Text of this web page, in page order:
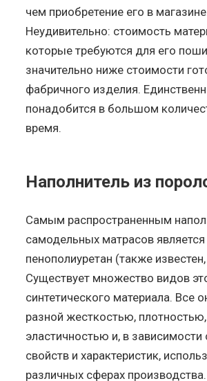
чем приобретение его в магазине.
Неудивительно: стоимость
которые требуются для его
значительно ниже стоимости
фабричного изделия.
понадобится в большом
время.
Наполнитель из
Самым распространенным
самодельных матрасов является
пенополиуретан (также
Существует множество видов
синтетического материала. Все
разной жесткостью, плотностью,
эластичностью и, в зависимости
свойств и характеристик,
различных сферах производства.